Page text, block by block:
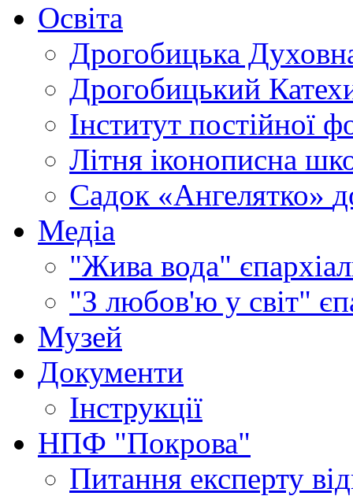
Освіта
Дрогобицька
Дрогобицький
Інститут постійної
Літня іконописна
Садок «Ангелятко»
Медіа
"Жива вода"
"З любов'ю у світ"
Музей
Документи
Інструкції
НПФ "Покрова"
Питання експерту